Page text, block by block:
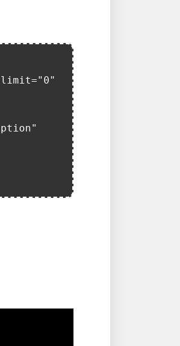
limit="0"